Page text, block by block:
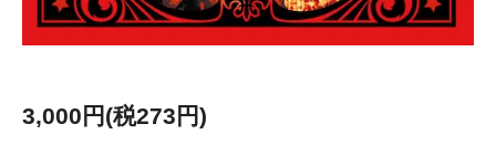
3,000円(税273円)